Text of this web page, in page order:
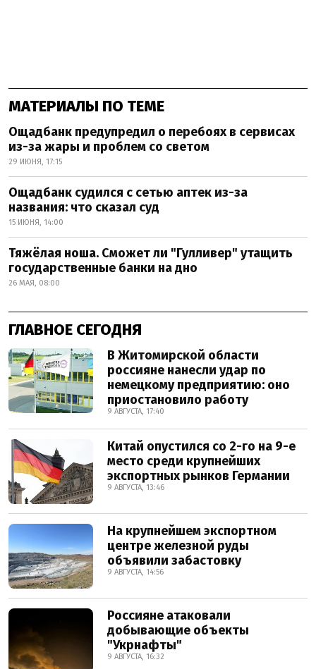
МАТЕРИАЛЫ ПО ТЕМЕ
Ощадбанк предупредил о перебоях в сервисах
из-за жары и проблем со светом
29 ИЮНЯ, 17:15
Ощадбанк судился с сетью аптек из-за
названия: что сказал суд
15 ИЮНЯ, 14:00
Тяжёлая ноша. Сможет ли "Гулливер" утащить
государственные банки на дно
26 МАЯ, 08:00
ГЛАВНОЕ СЕГОДНЯ
В Житомирской области
россияне нанесли удар по
немецкому предприятию: оно
приостановило работу
9 АВГУСТА, 17:40
Китай опустился со 2-го на 9-е
место среди крупнейших
экспортных рынков Германии
9 АВГУСТА, 13:46
На крупнейшем экспортном
центре железной руды
объявили забастовку
9 АВГУСТА, 14:56
Россияне атаковали
добывающие объекты
"Укрнафты"
9 АВГУСТА, 16:32